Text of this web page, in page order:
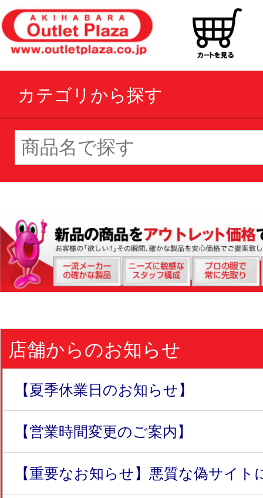
カテゴリから探す
店舗からのお知らせ
【夏季休業日のお知らせ】
【営業時間変更のご案内】
【重要なお知らせ】悪質な偽サイト